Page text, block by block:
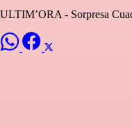
ULTIM’ORA - Sorpresa